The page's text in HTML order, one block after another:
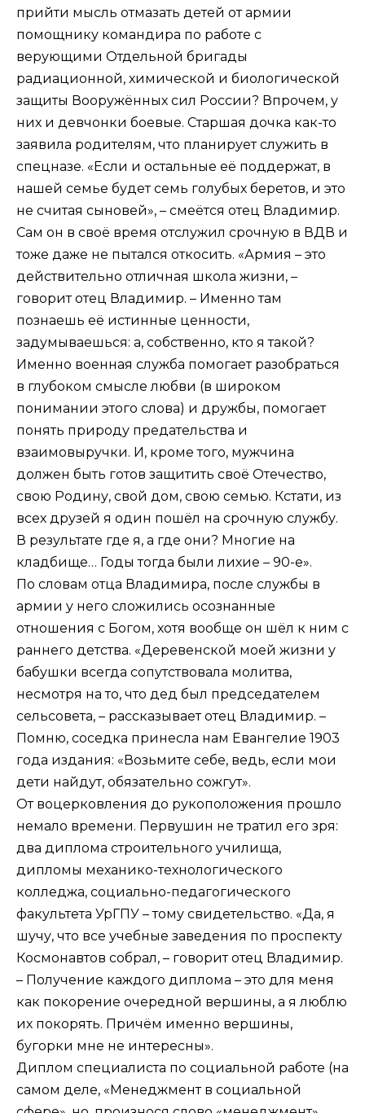
прий­ти мысль отмазать детей от армии
помощнику командира по работе с
верующими Отдельной бригады
радиационной, химической и биологической
защиты Вооружённых сил России? Впрочем, у
них и девчонки боевые. Старшая дочка как-то
заявила родителям, что планирует служить в
спецназе. «Если и остальные её поддержат, в
нашей семье будет семь голубых беретов, и это
не считая сыновей», – смеётся отец Владимир.
Сам он в своё время отслужил срочную в ВДВ и
тоже даже не пытался откосить. «Армия – это
действительно отличная школа жизни, –
говорит отец Владимир. – Именно там
познаешь её истинные ценности,
задумываешься: а, собственно, кто я такой?
Именно военная служба помогает разобраться
в глубоком смысле любви (в широком
понимании этого слова) и дружбы, помогает
понять природу предательства и
взаимовыручки. И, кроме того, мужчина
должен быть готов защитить своё Отечество,
свою Родину, свой дом, свою семью. Кстати, из
всех друзей я один пошёл на срочную службу.
В результате где я, а где они? Многие на
кладбище… Годы тогда были лихие – 90-е».
По словам отца Владимира, после службы в
армии у него сложились осознанные
отношения с Богом, хотя вообще он шёл к ним с
раннего детства. «Деревенской моей жизни у
бабушки всегда сопутствовала молитва,
несмотря на то, что дед был председателем
сельсовета, – рассказывает отец Владимир. –
Помню, соседка принесла нам Евангелие 1903
года издания: «Возьмите себе, ведь, если мои
дети найдут, обязательно сожгут».
От воцерковления до рукоположения прошло
немало времени. Первушин не тратил его зря:
два диплома строительного училища,
дипломы механико-технологического
колледжа, социально-педагогического
факультета УрГПУ – тому свидетельство. «Да, я
шучу, что все учебные заведения по проспекту
Космонавтов собрал, – говорит отец Владимир.
– Получение каждого диплома – это для меня
как покорение очередной вершины, а я люблю
их покорять. Причём именно вершины,
бугорки мне не интересны».
Диплом специалиста по социальной работе (на
самом деле, «Менеджмент в социальной